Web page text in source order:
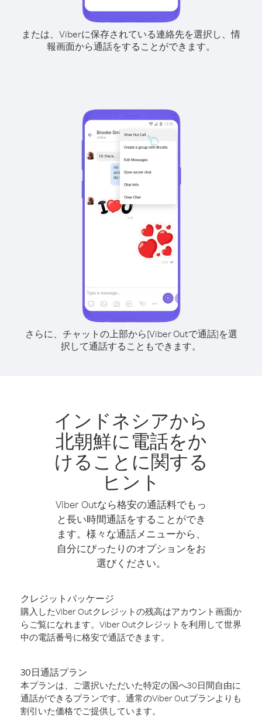
または、Viberに保存されている連絡先を選択し、情
報画面から通話をすることができます。
さらに、チャットの上部から[Viber Outで通話]を選
択して通話することもできます。
インドネシアから
北朝鮮に電話をか
けることに関する
ヒント
Viber Outなら格安の通話料でもっ
と長い時間通話をすることができ
ます。様々な通話メニューから、
自分にぴったりのオプションをお
選びください。
クレジットパッケージ
購入したViber Outクレジットの残高はアカウント画面か
らご覧になれます。Viber Outクレジットを利用して世界
中の電話番号に格安で通話できます。
30日通話プラン
本プランは、ご選択いただいた特定の国へ30日間自由に
通話ができるプランです。通常のViber Outプランよりも
割引いた価格でご提供しています。